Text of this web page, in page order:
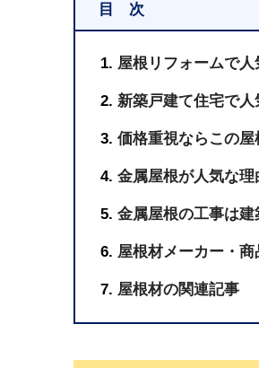
目 次
屋根リフォームで
新築戸建て住宅で
価格重視ならこの
金属屋根が人気な理
金属屋根の工事は
屋根材メーカー・
屋根材の関連記事